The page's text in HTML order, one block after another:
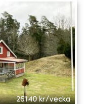
26140 kr/vecka